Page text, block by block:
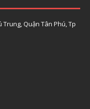
Quận Tân Phú, Tp